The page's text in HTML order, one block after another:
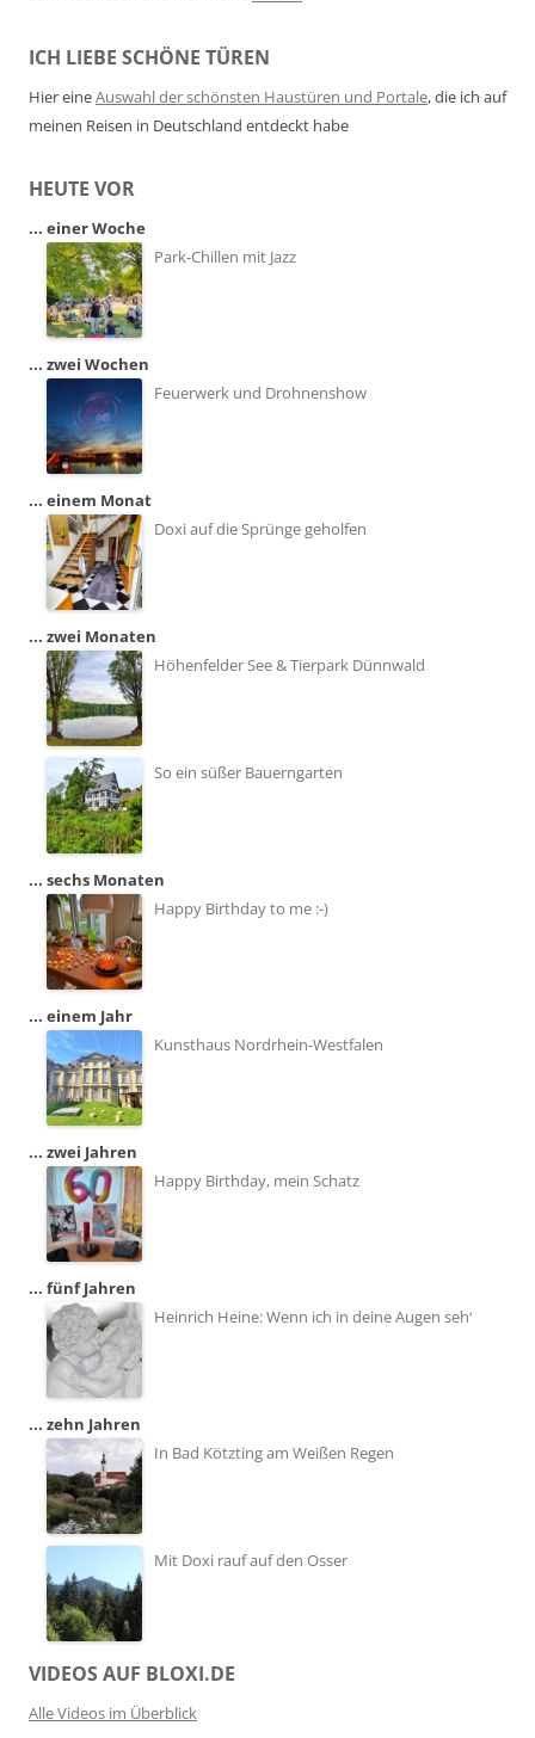
ICH LIEBE SCHÖNE TÜREN
Hier eineAuswahl der schönsten Haustüren und Portale, die ich auf
meinen Reisen in Deutschland entdeckt habe
HEUTE VOR
... einer Woche
Park-Chillen mit Jazz
... zwei Wochen
Feuerwerk und Drohnenshow
... einem Monat
Doxi auf die Sprünge geholfen
... zwei Monaten
Höhenfelder See & Tierpark Dünnwald
So ein süßer Bauerngarten
... sechs Monaten
Happy Birthday to me :-)
... einem Jahr
Kunsthaus Nordrhein-Westfalen
... zwei Jahren
Happy Birthday, mein Schatz
... fünf Jahren
Heinrich Heine: Wenn ich in deine Augen seh‘
... zehn Jahren
In Bad Kötzting am Weißen Regen
Mit Doxi rauf auf den Osser
VIDEOS AUF BLOXI.DE
Alle Videos im Überblick